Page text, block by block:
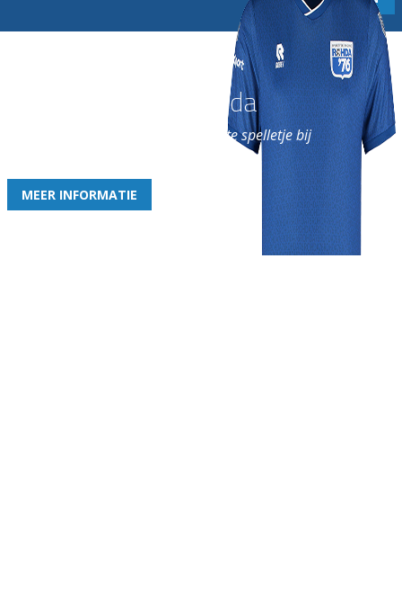
Word nu lid van Rohda
en geniet iedere week van het leukste spelletje bij
MEER INFORMATIE